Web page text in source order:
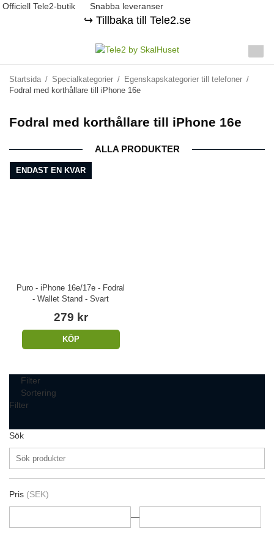
Officiell Tele2-butik Snabba leveranser
↪️ Tillbaka till Tele2.se
Startsida / Specialkategorier / Egenskapskategorier till telefoner /
Fodral med korthållare till iPhone 16e
Fodral med korthållare till iPhone 16e
ALLA PRODUKTER
ENDAST EN KVAR
Puro - iPhone 16e/17e - Fodral
- Wallet Stand - Svart
279 kr
KÖP
Filter
Sortering
Filter
Sök
Pris (SEK)
—